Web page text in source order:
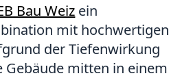
Bau Weiz ein
mit hochwertigen
der Tiefenwirkung
mitten in einem